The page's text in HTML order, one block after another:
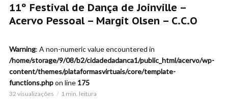
11º Festival de Dança de Joinville –
Acervo Pessoal – Margit Olsen – C.C.O
Warning: A non-numeric value encountered in
/home/storage/9/08/b2/cidadedadanca1/public_html/acervo/wp-
content/themes/plataformasvirtuais/core/template-
functions.phpon line 175
32 visualizações 1 min. leitura